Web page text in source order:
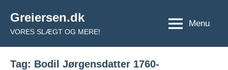
indhold
Greiersen.dk
VORES SLÆGT OG MERE!
Menu
Tag: Bodil Jørgensdatter 1760-